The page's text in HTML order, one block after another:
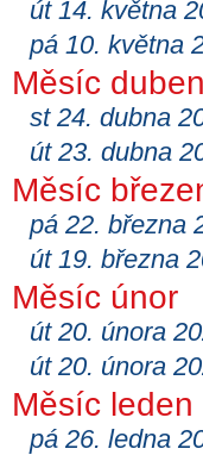
út 14. května
pá 10. května
Měsíc duben
st 24. dubna
út 23. dubna
Měsíc
pá 22. března
út 19. března
Měsíc únor
út 20. února
út 20. února
Měsíc leden
pá 26. ledna